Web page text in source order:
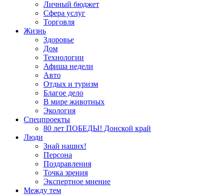
Личный бюджет
Сфера услуг
Торговля
Жизнь
Здоровье
Дом
Технологии
Афиша недели
Авто
Отдых и туризм
Благое дело
В мире животных
Экология
Спецпроекты
80 лет ПОБЕДЫ! Донской край
Люди
Знай наших!
Персона
Поздравления
Точка зрения
Экспертное мнение
Между тем